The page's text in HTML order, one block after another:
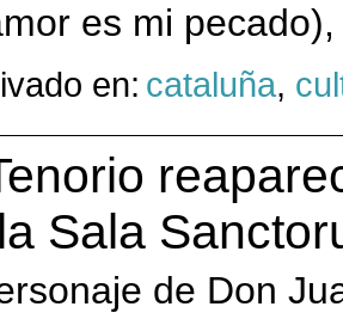
es mi
en: cataluña,
Sala
de Don